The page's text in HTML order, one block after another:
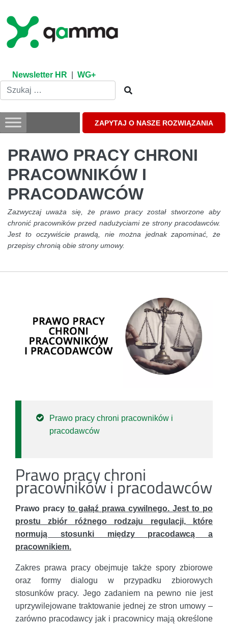
content
Newsletter HR WG+
ZAPYTAJ O NASZE ROZWIĄZANIA
PRAWO PRACY CHRONI
PRACOWNIKÓW I
PRACODAWCÓW
Zazwyczaj uważa się, że prawo pracy został stworzone aby
chronić pracowników przed nadużyciami ze strony pracodawców.
Jest to oczywiście prawdą, nie można jednak zapominać, że
przepisy chronią obie strony umowy.
Prawo pracy chroni pracowników i
pracodawców
Prawo pracy chroni
pracowników i pracodawców
Prawo pracy to gałąź prawa cywilnego. Jest to po
prostu zbiór różnego rodzaju regulacji, które
normują stosunki między pracodawcą a
pracownikiem.
Zakres prawa pracy obejmuje także spory zbiorowe
oraz formy dialogu w przypadku zbiorowych
stosunków pracy. Jego zadaniem na pewno nie jest
uprzywilejowane traktowanie jednej ze stron umowy –
zarówno pracodawcy jak i pracownicy mają określone